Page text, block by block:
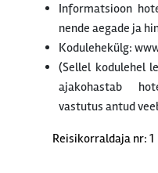
Informatsioon
nende aegade ja
Kodulehekülg:
(Sellel kodulehel
ajakohastab
vastutus antud
Reisikorraldaja nr: 1